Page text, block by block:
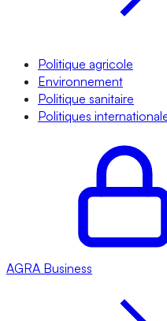
Politique agricole
Environnement
Politique sanitaire
Politiques
AGRA Business